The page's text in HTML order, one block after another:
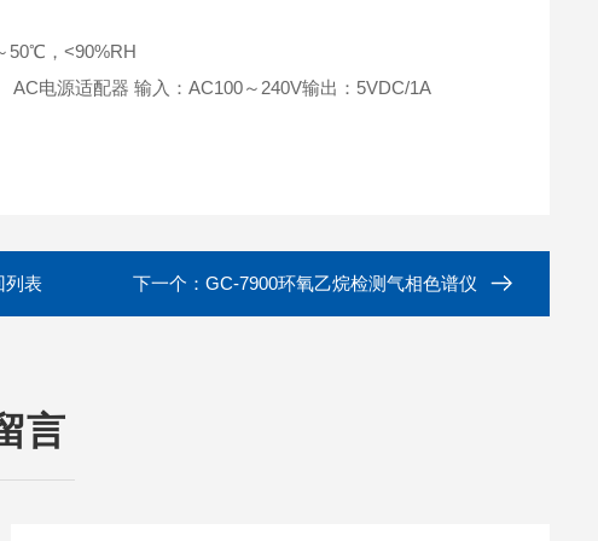
50℃，<90%RH
电源适配器 输入：AC100～240V输出：5VDC/1A
列表 下一个： GC-7900环氧乙烷检测气相色谱仪
言